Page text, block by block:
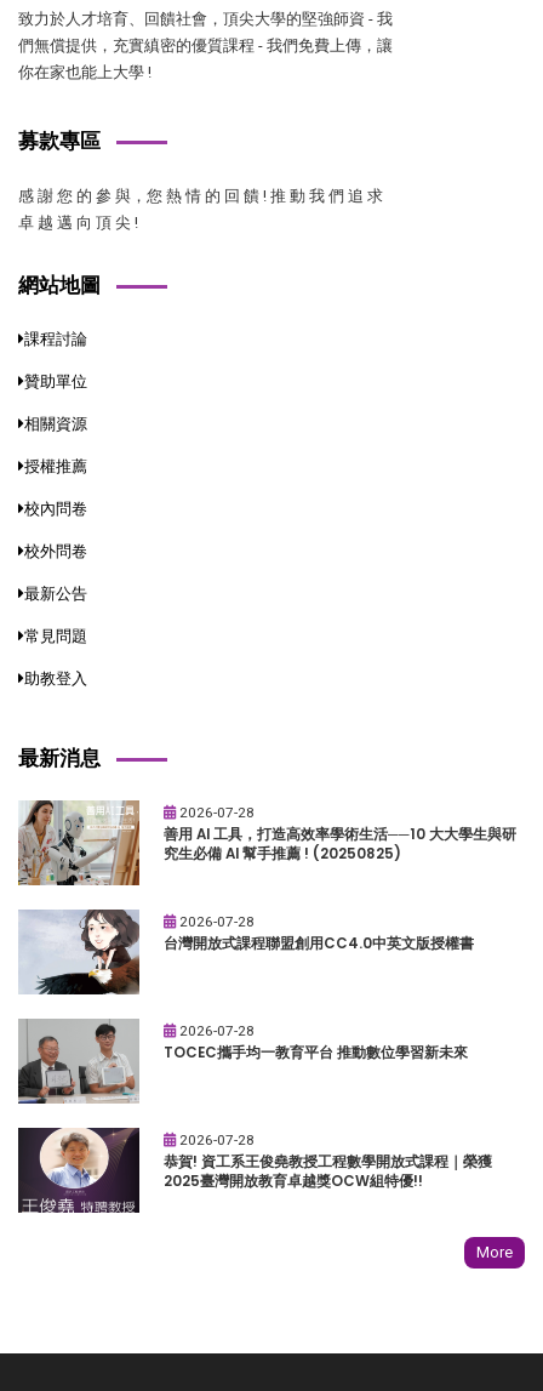
致力於人才培育、回饋社會，頂尖大學的堅強師資 - 我
們無償提供，充實縝密的優質課程 - 我們免費上傳，讓
你在家也能上大學 !
募款專區
感 謝 您 的 參 與，您 熱 情 的 回 饋 ! 推 動 我 們 追 求
卓 越 邁 向 頂 尖 !
網站地圖
課程討論
贊助單位
相關資源
授權推薦
校內問卷
校外問卷
最新公告
常見問題
助教登入
最新消息
2026-07-28
善用 AI 工具，打造高效率學術生活──10 大大學生與研
究生必備 AI 幫手推薦 ! (20250825)
2026-07-28
台灣開放式課程聯盟創用CC4.0中英文版授權書
2026-07-28
TOCEC攜手均一教育平台 推動數位學習新未來
2026-07-28
恭賀! 資工系王俊堯教授工程數學開放式課程｜榮獲
2025臺灣開放教育卓越獎OCW組特優!!
More